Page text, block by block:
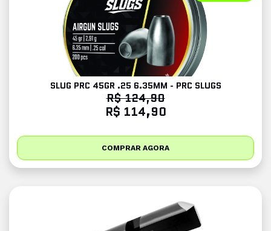
SLUG PRC 45GR .25 6.35MM - PRC SLUGS
R$ 124,90
R$ 114,90
COMPRAR AGORA